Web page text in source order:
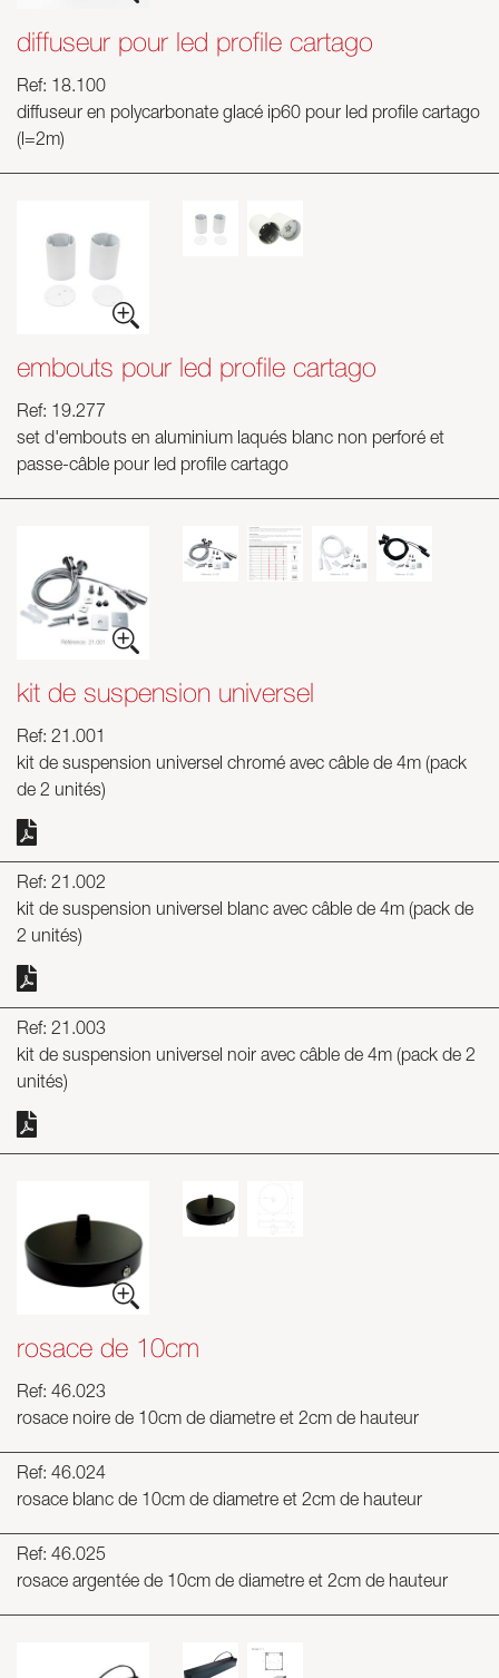
diffuseur pour led profile cartago
Ref: 18.100
diffuseur en polycarbonate glacé ip60 pour led profile cartago
(l=2m)
embouts pour led profile cartago
Ref: 19.277
set d'embouts en aluminium laqués blanc non perforé et
passe-câble pour led profile cartago
kit de suspension universel
Ref: 21.001
kit de suspension universel chromé avec câble de 4m (pack
de 2 unités)
Ref: 21.002
kit de suspension universel blanc avec câble de 4m (pack de
2 unités)
Ref: 21.003
kit de suspension universel noir avec câble de 4m (pack de 2
unités)
rosace de 10cm
Ref: 46.023
rosace noire de 10cm de diametre et 2cm de hauteur
Ref: 46.024
rosace blanc de 10cm de diametre et 2cm de hauteur
Ref: 46.025
rosace argentée de 10cm de diametre et 2cm de hauteur